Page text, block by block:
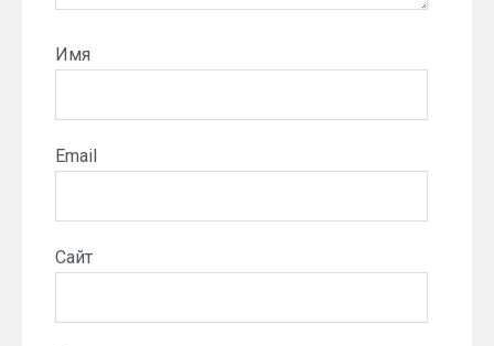
Имя
Email
Сайт